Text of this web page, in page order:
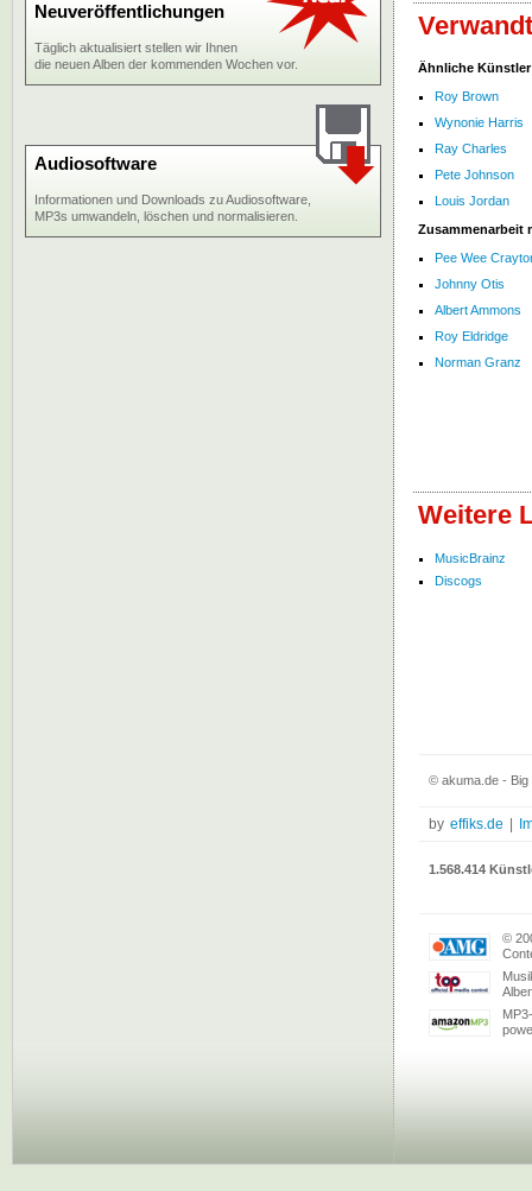
Ähnliche Künstler
Roy Brown
Wynonie Harris
Ray Charles
Pete Johnson
Louis Jordan
Zusammenarbeit
Pee Wee
Johnny Otis
Albert Ammons
Roy Eldridge
Norman Granz
Weitere
MusicBrainz
Discogs
Neuveröffentlichungen
Täglich aktualisiert stellen wir Ihnen
die neuen Alben der kommenden Wochen vor.
Audiosoftware
Informationen und Downloads zu Audiosoftware,
MP3s umwandeln, löschen und normalisieren.
© akuma.de - Big
by effiks.de
1.568.414
©